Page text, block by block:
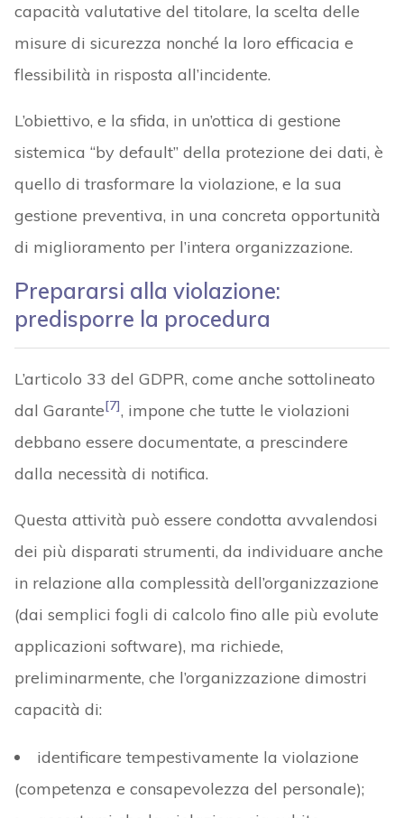
capacità valutative del titolare, la scelta delle
misure di sicurezza nonché la loro efficacia e
flessibilità in risposta all’incidente.
L’obiettivo, e la sfida, in un’ottica di gestione
sistemica “by default” della protezione dei dati, è
quello di trasformare la violazione, e la sua
gestione preventiva, in una concreta opportunità
di miglioramento per l’intera organizzazione.
Prepararsi alla violazione:
predisporre la procedura
L’articolo 33 del GDPR, come anche sottolineato
dal Garante[7], impone che tutte le violazioni
debbano essere documentate, a prescindere
dalla necessità di notifica.
Questa attività può essere condotta avvalendosi
dei più disparati strumenti, da individuare anche
in relazione alla complessità dell’organizzazione
(dai semplici fogli di calcolo fino alle più evolute
applicazioni software), ma richiede,
preliminarmente, che l’organizzazione dimostri
capacità di:
identificare tempestivamente la violazione
(competenza e consapevolezza del personale);